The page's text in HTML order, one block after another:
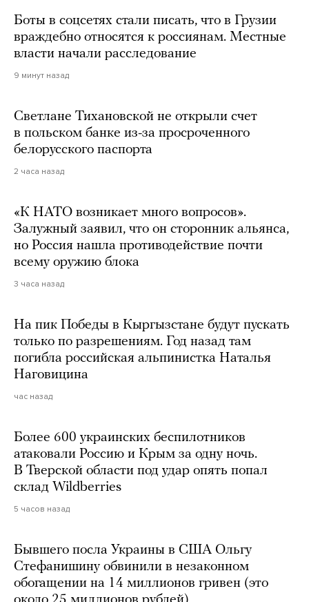
Боты в соцсетях стали писать, что в Грузии
враждебно относятся к россиянам. Местные
власти начали расследование
9 минут назад
Светлане Тихановской не открыли счет
в польском банке из-за просроченного
белорусского паспорта
2 часа назад
«К НАТО возникает много вопросов».
Залужный заявил, что он сторонник альянса,
но Россия нашла противодействие почти
всему оружию блока
3 часа назад
На пик Победы в Кыргызстане будут пускать
только по разрешениям. Год назад там
погибла российская альпинистка Наталья
Наговицина
час назад
Более 600 украинских беспилотников
атаковали Россию и Крым за одну ночь.
В Тверской области под удар опять попал
склад Wildberries
5 часов назад
Бывшего посла Украины в США Ольгу
Стефанишину обвинили в незаконном
обогащении на 14 миллионов гривен (это